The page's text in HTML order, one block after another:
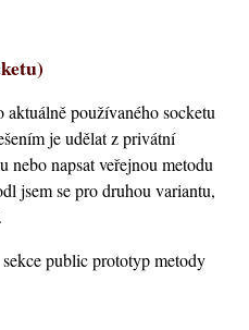
používaného socketu
je udělat z privátní
nebo napsat veřejnou metodu
jsem se pro druhou variantu,
public prototyp metody